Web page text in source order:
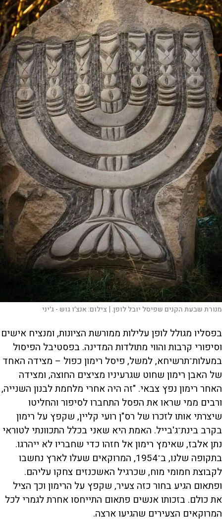
מנורת שבעת הקנים שפיסל יובל לופן. | צילום:אנצ׳ו גוש - ג׳יני
בפסליו מגולל לופן עלילות ממורשת הציונות, ומנציח אישים
וסיפורי קרבות והווי מתולדות המדינה. בפסטיבל הפיסול
במעלות־תרשיחא, למשל, פיסל רימון כפול – מצידה האחד
של האבן רימון שחוט שגרעיניו מציצים החוצה, ומצידה
האחר רימון נפץ צבאי. "זה היה אחרי מלחמת לבנון השנייה,
ורבים ממי שראו את הפסל התחברו לסיפור והחליטו
שיצרתי אותו לזכרו של רס"ן רועי קליין, שקפץ על רימון
בקרב בינת־ג'בייל. האמת היא שאני בכלל התכוונתי לטוראי
נתן אלבז, שאימץ רימון אל חזהו כדי שחבריו לא ייהרגו.
בתקופה שלנו, ב־1954, המרוקאים שעלו לארץ נחשבו
לקבוצת חמומי מוח, שכרגיל האשכנזים צחקו עליהם.
ופתאום הגיע בחור כזה צעיר, שקפץ על הרימון וכך הציל
את כולם. בזכותו אנשים פתאום התייחסו אחרת לגמרי לכל
המרוקאים הצעירים שהגיעו ארצה.